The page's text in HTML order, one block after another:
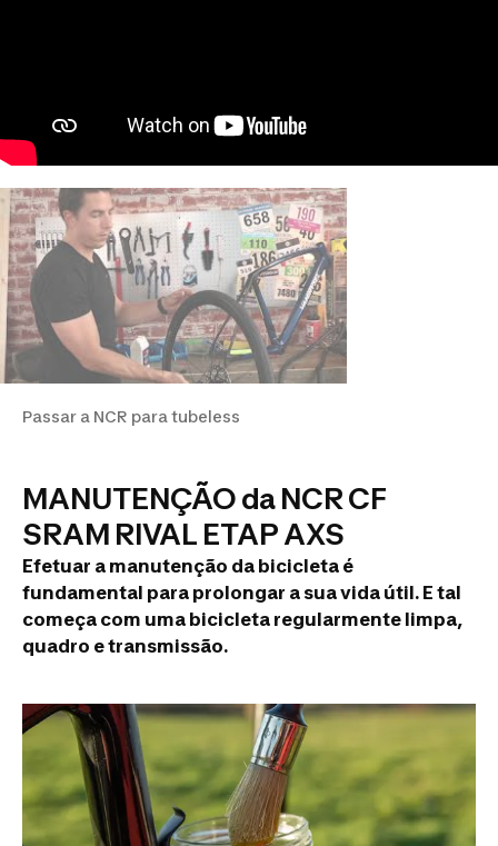
Passar a NCR para tubeless
MANUTENÇÃO da NCR CF
SRAM RIVAL ETAP AXS
Efetuar a manutenção da bicicleta é
fundamental para prolongar a sua vida útil. E tal
começa com uma bicicleta regularmente limpa,
quadro e transmissão.